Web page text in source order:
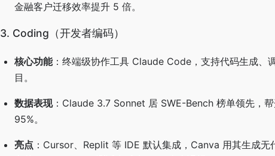
金融客户迁移效率提升 5 倍。
3. Coding（开发者编码）
核心功能：终端级协作工具 Claude Code，支持代码生成、
目。
数据表现：Claude 3.7 Sonnet 居 SWE-Bench 榜单领先，
95%。
亮点 ：Cursor、Replit 等 IDE 默认集成，Canva 用其生成